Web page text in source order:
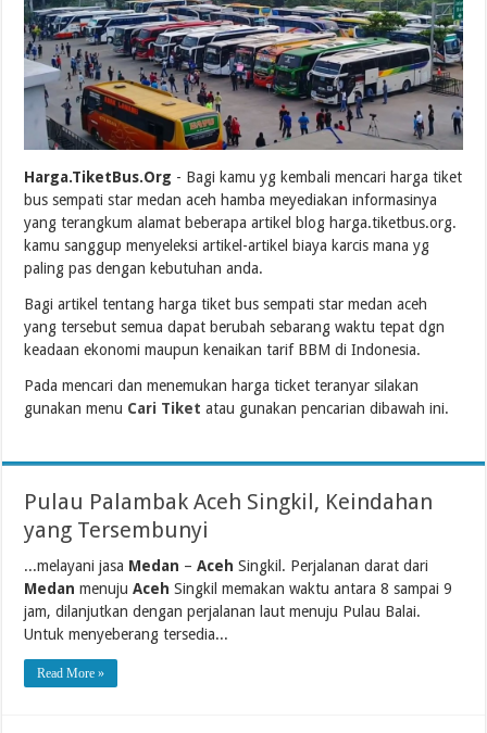
Harga.TiketBus.Org - Bagi kamu yg kembali mencari harga tiket
bus sempati star medan aceh hamba meyediakan informasinya
yang terangkum alamat beberapa artikel blog harga.tiketbus.org.
kamu sanggup menyeleksi artikel-artikel biaya karcis mana yg
paling pas dengan kebutuhan anda.
Bagi artikel tentang harga tiket bus sempati star medan aceh
yang tersebut semua dapat berubah sebarang waktu tepat dgn
keadaan ekonomi maupun kenaikan tarif BBM di Indonesia.
Pada mencari dan menemukan harga ticket teranyar silakan
gunakan menu Cari Tiket atau gunakan pencarian dibawah ini.
Pulau Palambak Aceh Singkil, Keindahan
yang Tersembunyi
...melayani jasa Medan –Aceh Singkil. Perjalanan darat dari
Medan menujuAceh Singkil memakan waktu antara 8 sampai 9
jam, dilanjutkan dengan perjalanan laut menuju Pulau Balai.
Untuk menyeberang tersedia...
Read More »